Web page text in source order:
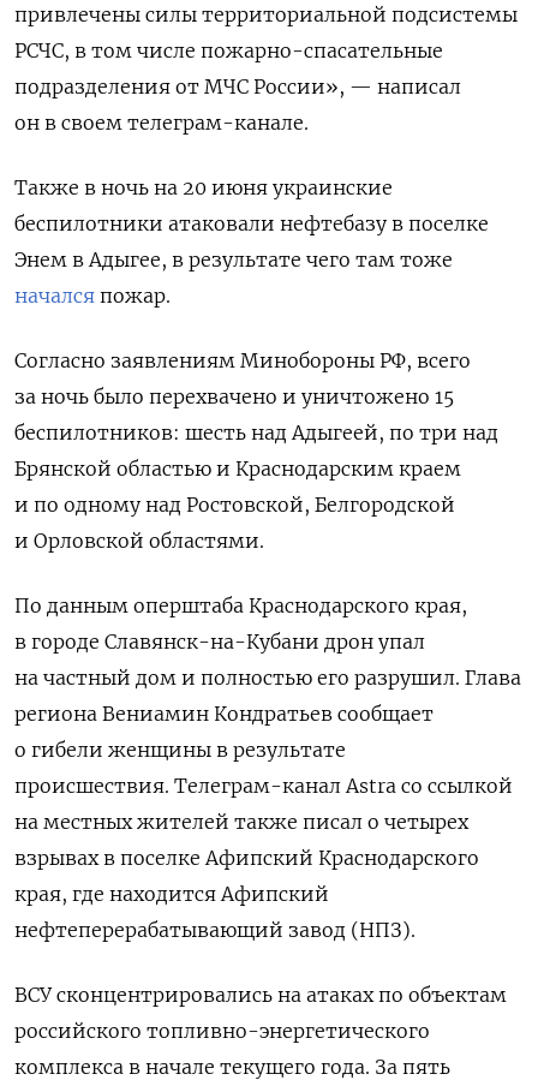
привлечены силы территориальной подсистемы
РСЧС, в том числе пожарно-спасательные
подразделения от МЧС России», — написал
он в своем телеграм-канале.
Также в ночь на 20 июня украинские
беспилотники атаковали нефтебазу в поселке
Энем в Адыгее, в результате чего там тоже
начался пожар.
Согласно заявлениям Минобороны РФ, всего
за ночь было перехвачено и уничтожено 15
беспилотников: шесть над Адыгеей, по три над
Брянской областью и Краснодарским краем
и по одному над Ростовской, Белгородской
и Орловской областями.
По данным оперштаба Краснодарского края,
в городе Славянск-на-Кубани дрон упал
на частный дом и полностью его разрушил. Глава
региона Вениамин Кондратьев сообщает
о гибели женщины в результате
происшествия. Телеграм-канал Astra со ссылкой
на местных жителей также писал о четырех
взрывах в поселке Афипский Краснодарского
края, где находится Афипский
нефтеперерабатывающий завод (НПЗ).
ВСУ сконцентрировались на атаках по объектам
российского топливно-энергетического
комплекса в начале текущего года. За пять